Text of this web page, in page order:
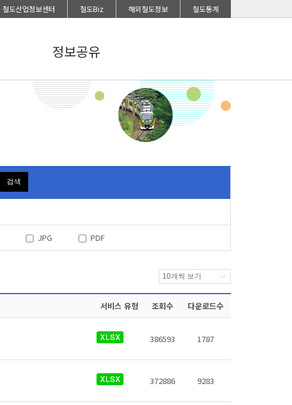
철도산업정보센터 철도Biz 해외철도정보 철도통계
정보공유
검색
JPG PDF
서비스 유형 조회수 다운로드수
386593 1787
372886 9283